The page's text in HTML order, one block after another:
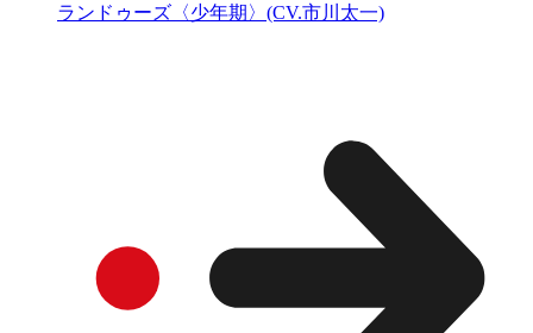
ランドゥーズ〈少年期〉(CV.市川太一)